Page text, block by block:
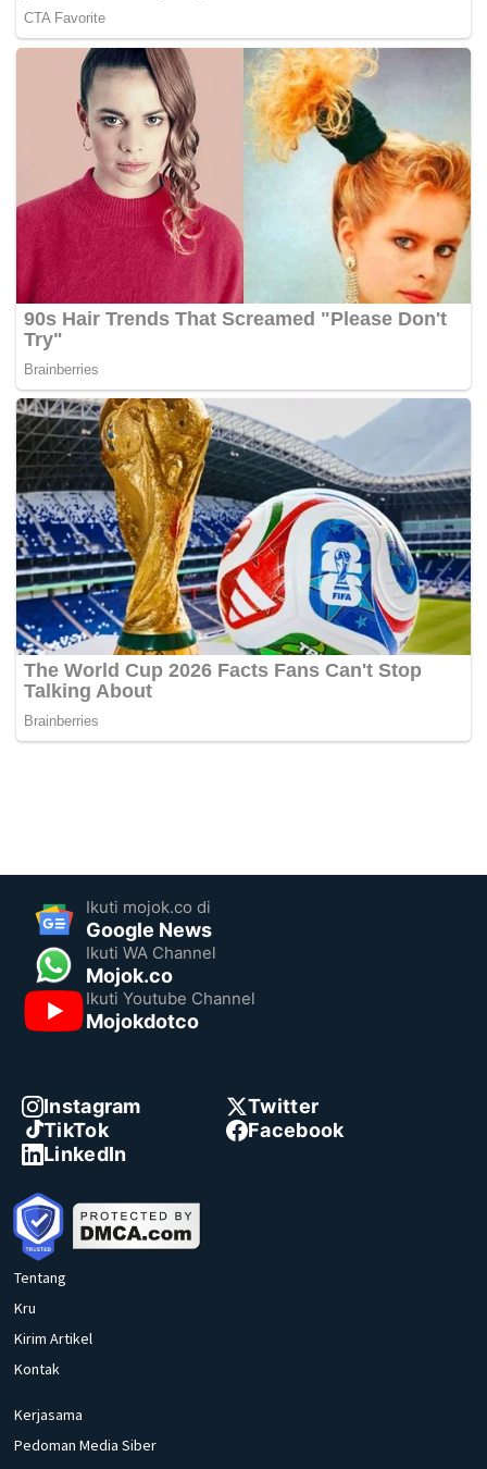
Ikuti mojok.co di
Google News
Ikuti WA Channel
Mojok.co
Ikuti Youtube Channel
Mojokdotco
Instagram
Twitter
TikTok
Facebook
LinkedIn
Tentang
Kru
Kirim Artikel
Kontak
Kerjasama
Pedoman Media Siber